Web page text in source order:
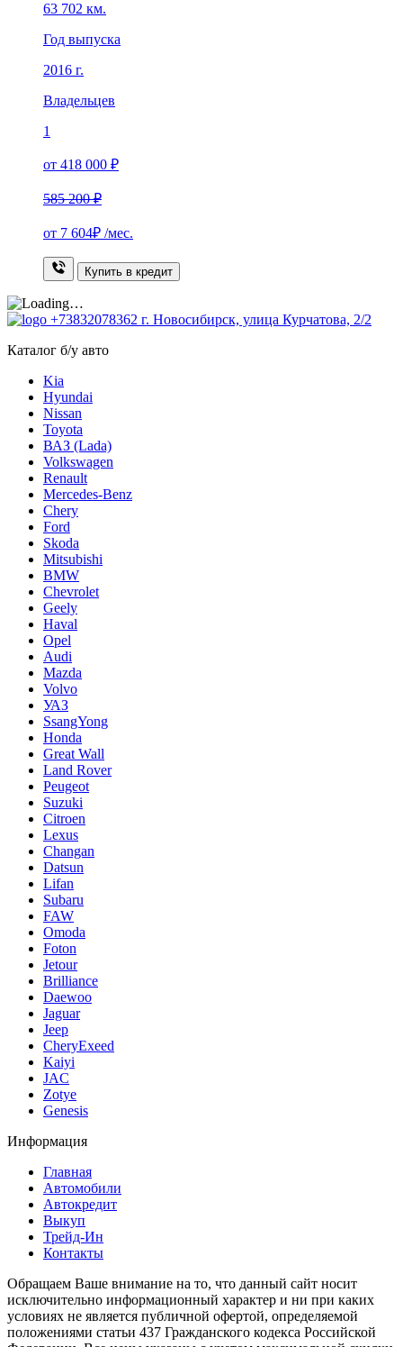
63 702 км.
Год выпуска
2016 г.
Владельцев
1
от 418 000 ₽
585 200 ₽
от 7 604₽ /мес.
Купить в кредит
+73832078362 г. Новосибирск, улица Курчатова, 2/2
Каталог б/у авто
Kia
Hyundai
Nissan
Toyota
ВАЗ (Lada)
Volkswagen
Renault
Mercedes-Benz
Chery
Ford
Skoda
Mitsubishi
BMW
Chevrolet
Geely
Haval
Opel
Audi
Mazda
Volvo
УАЗ
SsangYong
Honda
Great Wall
Land Rover
Peugeot
Suzuki
Citroen
Lexus
Changan
Datsun
Lifan
Subaru
FAW
Omoda
Foton
Jetour
Brilliance
Daewoo
Jaguar
Jeep
CheryExeed
Kaiyi
JAC
Zotye
Genesis
Информация
Главная
Автомобили
Автокредит
Выкуп
Трейд-Ин
Контакты
Обращаем Ваше внимание на то, что данный сайт носит
исключительно информационный характер и ни при каких
условиях не является публичной офертой, определяемой
положениями статьи 437 Гражданского кодекса Российской